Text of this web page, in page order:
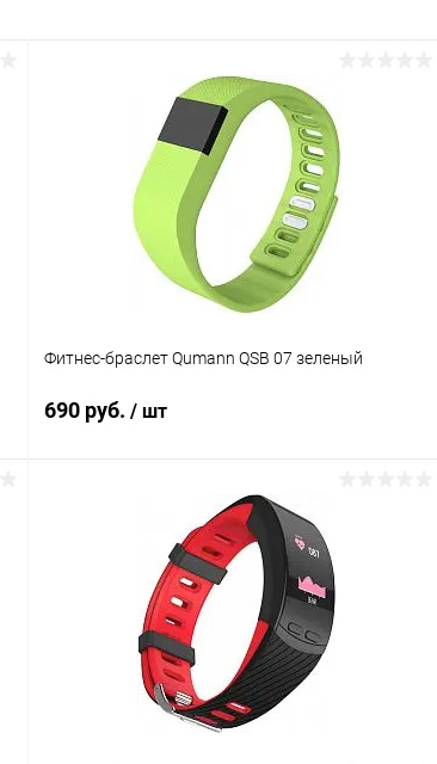
Фитнес-браслет Qumann QSB 07 зеленый
690 руб. / шт
В корзину
К сравнению
В избранное В наличии